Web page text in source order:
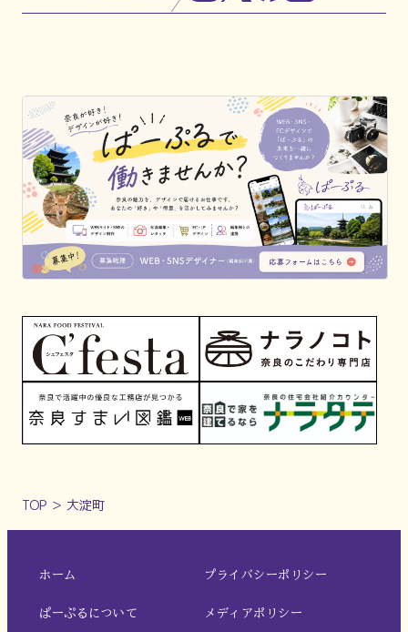
TOP ＞ 大淀町
ホーム
ぱーぷるについて
プライバシーポリシー
メディアポリシー